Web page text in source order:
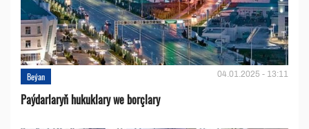
Beýan 04.01.2025 - 13:11
Paýdarlaryň hukuklary we bоrçlary